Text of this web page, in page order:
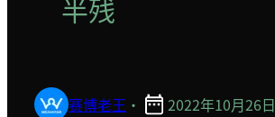
半残
赛博老王 · 2022年10月26日